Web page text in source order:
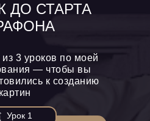
Урок 1
из 3 уроков по моей
— чтобы вы
к созданию
картин
ДО СТАРТА